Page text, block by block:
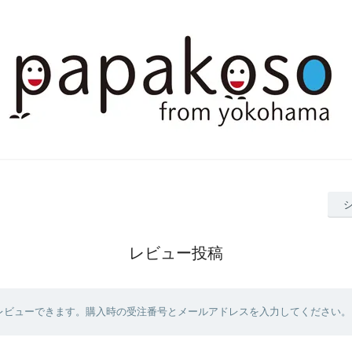
レビュー投稿
ューできます。購入時の受注番号とメールアドレスを入力してください。